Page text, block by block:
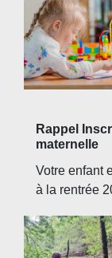
Rappel
maternelle
Votre enfant
à la rentrée